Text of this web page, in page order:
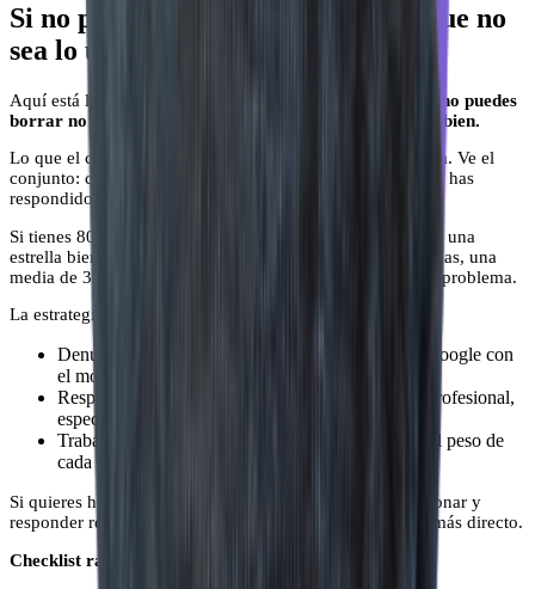
Si no puedes eliminarla, al menos que no
sea lo último que lea tu cliente
Aquí está la clave de todo esto:
una reseña negativa que no puedes
borrar no tiene por qué ser un problema si la gestionas bien.
Lo que el cliente potencial ve no es solo la reseña negativa. Ve el
conjunto: cuántas reseñas tienes, cuál es tu media, y cómo has
respondido a las malas.
Si tienes 80 reseñas con una media de 4,4 y una reseña de una
estrella bien respondida, eso no te hunde. Si tienes 8 reseñas, una
media de 3,8 y no has respondido a ninguna, eso sí es un problema.
La estrategia es clara:
Denuncia las reseñas que incumplen políticas de Google con
el motivo correcto y haz seguimiento.
Responde a todas las reseñas negativas de forma profesional,
especialmente a las que no puedes eliminar.
Trabaja el volumen de reseñas positivas para que el peso de
cada negativa sea menor.
Si quieres hacer todo eso sin que te consuma el día, gestionar y
responder reseñas con IA desde local brain es el camino más directo.
Checklist rápido